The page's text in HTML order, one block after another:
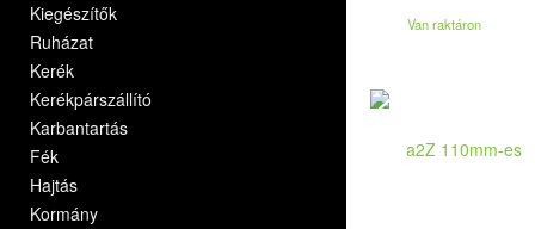
Kiegészítők
Ruházat
Kerék
Kerékpárszállító
Karbantartás
Fék
Hajtás
Kormány
Van raktáron